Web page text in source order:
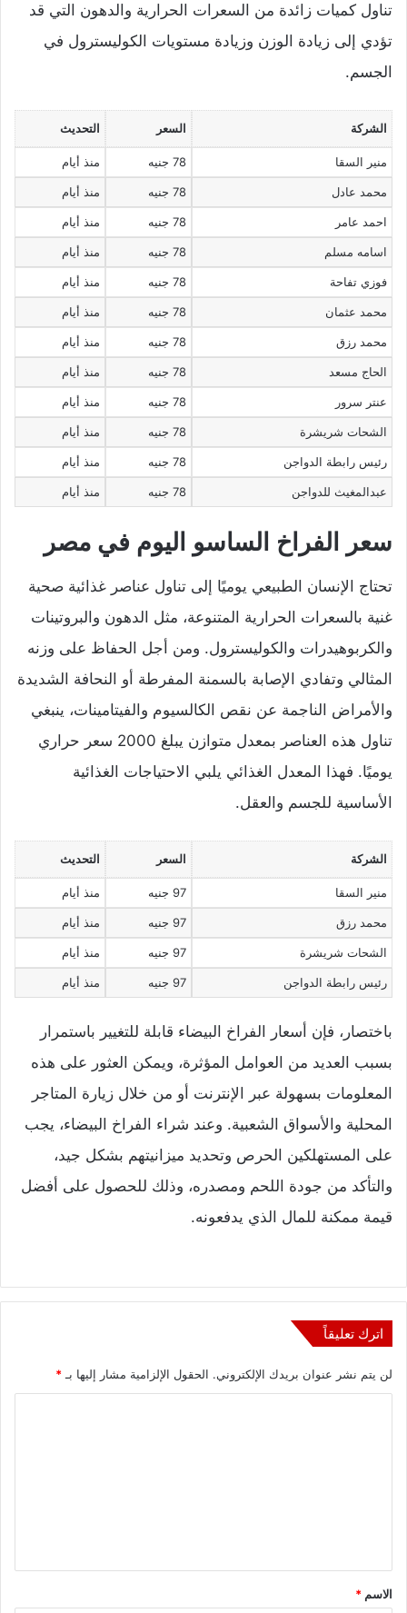
تناول كميات زائدة من السعرات الحرارية والدهون التي قد
تؤدي إلى زيادة الوزن وزيادة مستويات الكوليسترول في
الجسم.
الشركة السعر التحديث
منير السقا 78 جنيه منذ أيام
محمد عادل 78 جنيه منذ أيام
احمد عامر 78 جنيه منذ أيام
اسامه مسلم 78 جنيه منذ أيام
فوزي تفاحة 78 جنيه منذ أيام
محمد عثمان 78 جنيه منذ أيام
محمد رزق 78 جنيه منذ أيام
الحاج مسعد 78 جنيه منذ أيام
عنتر سرور 78 جنيه منذ أيام
الشحات شريشرة 78 جنيه منذ أيام
رئيس رابطة الدواجن 78 جنيه منذ أيام
عبدالمغيث للدواجن 78 جنيه منذ أيام
سعر الفراخ الساسو اليوم في مصر
تحتاج الإنسان الطبيعي يوميًا إلى تناول عناصر غذائية صحية
غنية بالسعرات الحرارية المتنوعة، مثل الدهون والبروتينات
والكربوهيدرات والكوليسترول. ومن أجل الحفاظ على وزنه
المثالي وتفادي الإصابة بالسمنة المفرطة أو النحافة الشديدة
والأمراض الناجمة عن نقص الكالسيوم والفيتامينات، ينبغي
تناول هذه العناصر بمعدل متوازن يبلغ 2000 سعر حراري
يوميًا. فهذا المعدل الغذائي يلبي الاحتياجات الغذائية
الأساسية للجسم والعقل.
الشركة السعر التحديث
منير السقا 97 جنيه منذ أيام
محمد رزق 97 جنيه منذ أيام
الشحات شريشرة 97 جنيه منذ أيام
رئيس رابطة الدواجن 97 جنيه منذ أيام
باختصار، فإن أسعار الفراخ البيضاء قابلة للتغيير باستمرار
بسبب العديد من العوامل المؤثرة، ويمكن العثور على هذه
المعلومات بسهولة عبر الإنترنت أو من خلال زيارة المتاجر
المحلية والأسواق الشعبية. وعند شراء الفراخ البيضاء، يجب
على المستهلكين الحرص وتحديد ميزانيتهم بشكل جيد،
والتأكد من جودة اللحم ومصدره، وذلك للحصول على أفضل
قيمة ممكنة للمال الذي يدفعونه.
اترك تعليقاً
لن يتم نشر عنوان بريدك الإلكتروني. الحقول الإلزامية مشار إليها بـ *
ق
*
الاسم *